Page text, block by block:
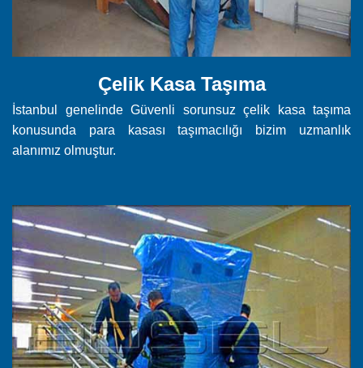
Çelik Kasa Taşıma
İstanbul genelinde Güvenli sorunsuz çelik kasa taşıma
konusunda para kasası taşımacılığı bizim uzmanlık
alanımız olmuştur.